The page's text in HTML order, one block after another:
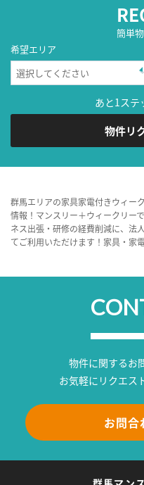
簡単
希望エリア
あと1ステ
物件リ
群馬エリアの家具家電付きウィー
情報！マンスリー＋ウィークリー
ネス出張・研修の経費削減に、法
てご利用いただけます！家具・家
物件に関するお
お気軽にリクエス
お問合